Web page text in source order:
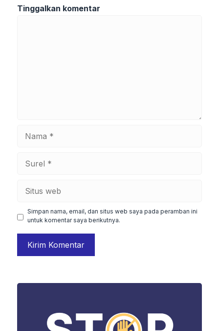
Tinggalkan komentar
Simpan nama, email, dan situs web saya pada peramban ini
untuk komentar saya berikutnya.